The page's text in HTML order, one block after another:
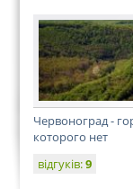
Червоноград -
которого нет
відгуків:9